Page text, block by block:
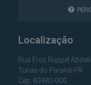
Localização
Rua Eros Ruppel
Tunas do Paraná-PR
Cep: 83480-000